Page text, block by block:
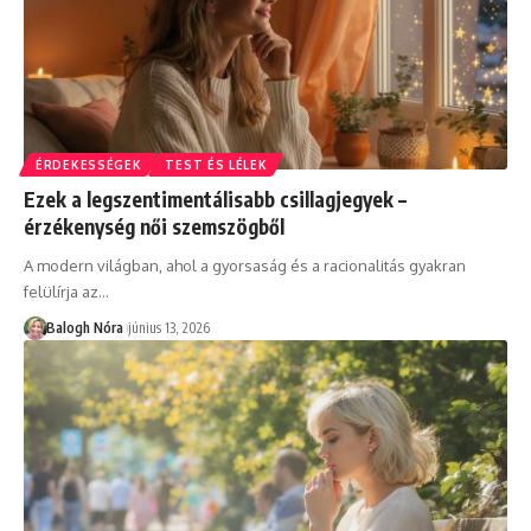
ÉRDEKESSÉGEK TEST ÉS LÉLEK
Ezek a legszentimentálisabb csillagjegyek –
érzékenység női szemszögből
A modern világban, ahol a gyorsaság és a racionalitás gyakran
felülírja az…
Balogh Nóra június 13, 2026